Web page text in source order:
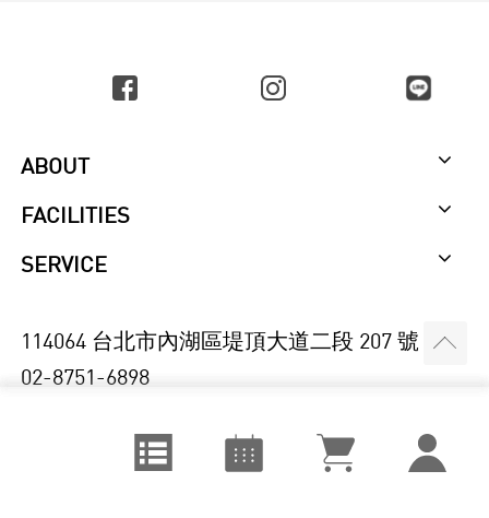
ABOUT
FACILITIES
SERVICE
114064 台北市內湖區堤頂大道二段 207 號
02-8751-6898